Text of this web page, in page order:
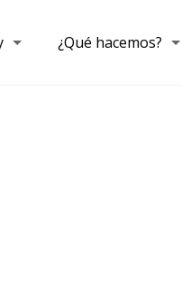
¿Qué hacemos?